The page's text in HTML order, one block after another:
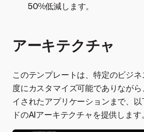
50%低減します。
アーキテクチャ
このテンプレートは、特定のビジ
度にカスタマイズ可能でありなが
イされたアプリケーションまで、
ドのAIアーキテクチャを提供します。